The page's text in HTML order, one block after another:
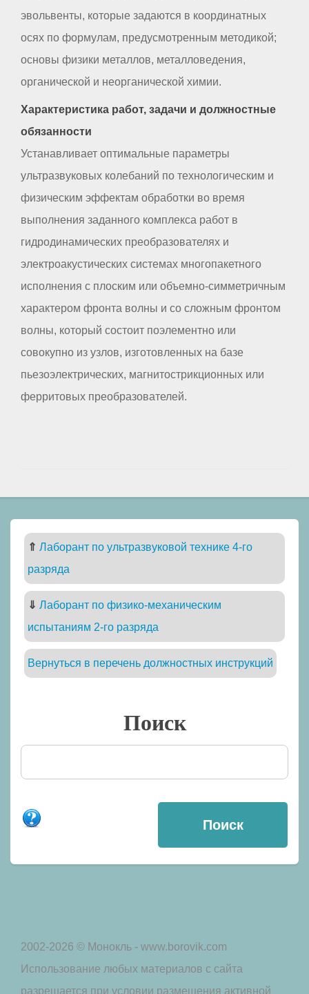
эвольвенты, которые задаются в координатных
осях по формулам, предусмотренным методикой;
основы физики металлов, металловедения,
органической и неорганической химии.
Характеристика работ, задачи и должностные
обязанности
Устанавливает оптимальные параметры
ультразвуковых колебаний по технологическим и
физическим эффектам обработки во время
выполнения заданного комплекса работ в
гидродинамических преобразователях и
электроакустических системах многопакетного
исполнения с плоским или объемно-симметричным
характером фронта волны и со сложным фронтом
волны, который состоит поэлементно или
совокупно из узлов, изготовленных на базе
пьезоэлектрических, магнитострикционных или
ферритовых преобразователей.
⇑ Лаборант по ультразвуковой технике 4-го
разряда
⇓ Лаборант по физико-механическим
испытаниям 2-го разряда
Вернуться в перечень должностных инструкций
Поиск
2002-2026 © Монокль - www.borovik.com
Использование любых материалов с сайта
разрешается при условии размещения активной